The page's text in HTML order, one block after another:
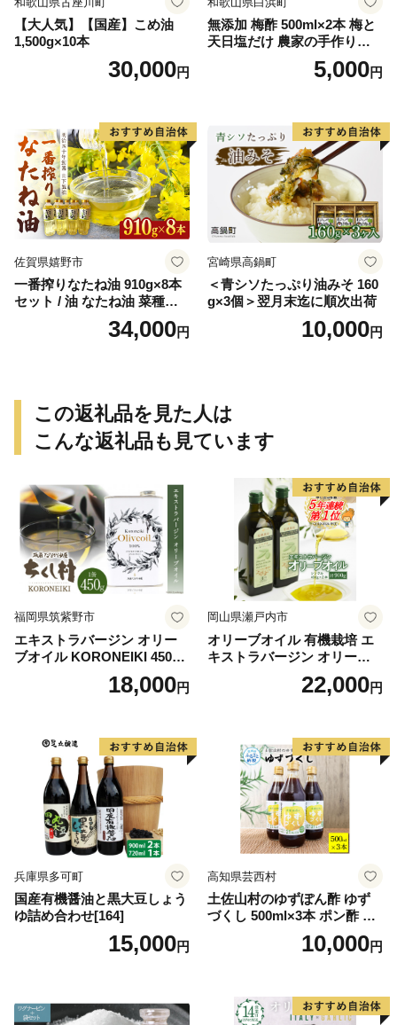
【大人気】【国産】こめ油
1,500g×10本
30,000円
無添加 梅酢 500ml×2本 梅と
天日塩だけ 農家の手作り完
5,000円
佐賀県嬉野市
一番搾りなたね油 910g×8本
セット / 油 なたね油 菜種油
ナタネ【山下製油】 [NBE00
34,000円
宮崎県高鍋町
＜青シソたっぷり油みそ 160
g×3個＞翌月末迄に順次出荷
10,000円
この返礼品を見た人は
こんな返礼品も見ています
福岡県筑紫野市
エキストラバージン オリー
ブオイル KORONEIKI 450g
[筑前たなか油屋 福岡県 筑紫
野市 21760403] 油 食用油 オ
18,000円
岡山県瀬戸内市
オリーブオイル 有機栽培 エ
キストラバージン オリーブ
オイル シングル 2本 セット
オーガニック 調味料 油 オリ
22,000円
兵庫県多可町
国産有機醤油と黒大豆しょう
ゆ詰め合わせ[164]
15,000円
高知県芸西村
土佐山村のゆずぽん酢 ゆず
づくし 500ml×3本 ポン酢 ポ
ンズ ゆず 柚子 調味料 さっぱ
り 美味しい おいしい 鍋 しゃ
10,000円